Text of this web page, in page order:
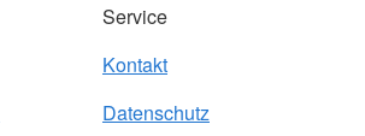
Service
Kontakt
Datenschutz